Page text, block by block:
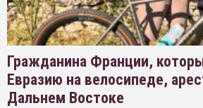
Гражданина Франции,
Евразию на велосипеде,
Дальнем Востоке